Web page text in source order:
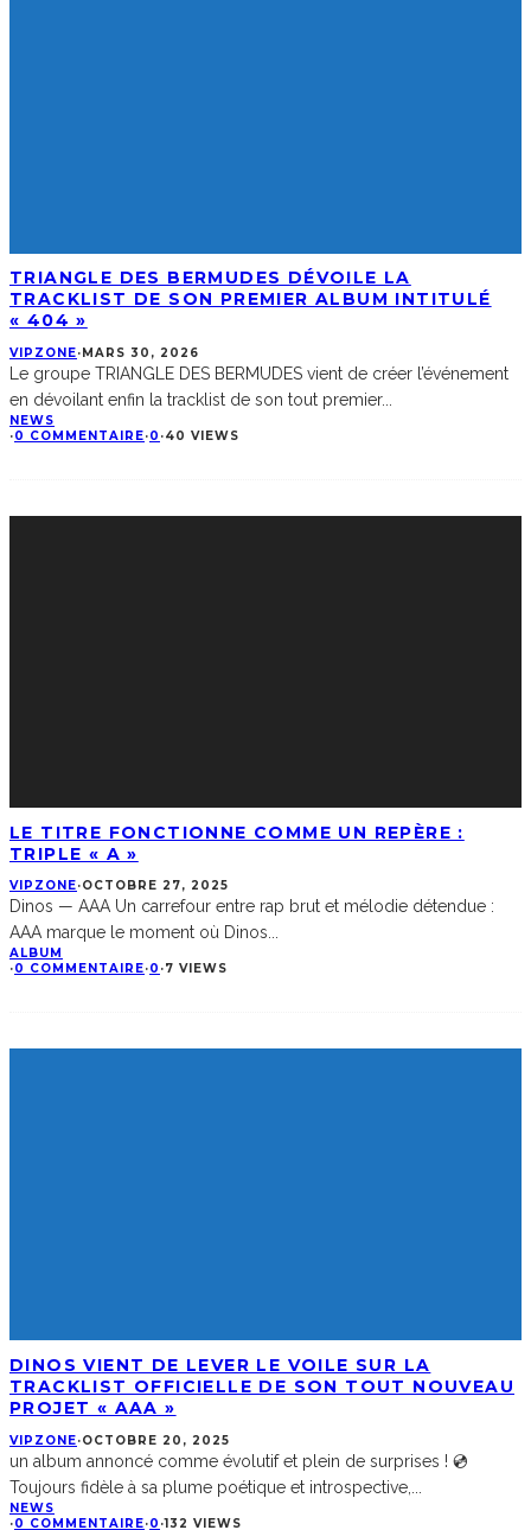
TRIANGLE DES BERMUDES DÉVOILE LA
TRACKLIST DE SON PREMIER ALBUM INTITULÉ
« 404 »
VIPZONE· MARS 30, 2026
Le groupe TRIANGLE DES BERMUDES vient de créer l’événement
en dévoilant enfin la tracklist de son tout premier...
NEWS
·0 COMMENTAIRE·0 ·40 VIEWS
LE TITRE FONCTIONNE COMME UN REPÈRE :
TRIPLE « A »
VIPZONE·OCTOBRE 27, 2025
Dinos — AAA Un carrefour entre rap brut et mélodie détendue :
AAA marque le moment où Dinos...
ALBUM
·0 COMMENTAIRE·0 ·7 VIEWS
DINOS VIENT DE LEVER LE VOILE SUR LA
TRACKLIST OFFICIELLE DE SON TOUT NOUVEAU
PROJET « AAA »
VIPZONE·OCTOBRE 20, 2025
un album annoncé comme évolutif et plein de surprises ! 💿
Toujours fidèle à sa plume poétique et introspective,
NEWS
·0 COMMENTAIRE·0 ·132 VIEWS